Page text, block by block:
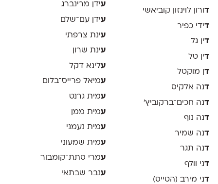
דורון לוינזון קוביאשי
דידי כפיר
דין גל
דין טל
דן מוקטל
דנה אלקיס
דנה חכים־ברקוביץ׳
דנה נוף
דנה שמיר
דנה תגר
דני וולף
דני מירב (הטייס)
עידן מרינברג
עידן עם־שלם
עינת צרפתי
עינת שרון
עלינא דקל
עמיאל פרייס־בלום
עמית גרנט
עמית ממן
עמית נעמני
עמית שמעוני
עמרי סתת־קומבור
ענבר שבתאי